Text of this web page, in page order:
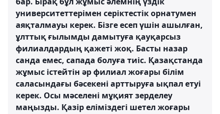
университеттерімен серіктестік орнатумен
аяқталмауы керек. Бізге есеп үшін ашылған,
ұлттық ғылымды дамытуға қауқарсыз
филиалдардың қажеті жоқ. Басты назар
санда емес, сапада болуға тиіс. Қазақстанда
жұмыс істейтін әр филиал жоғары білім
саласындағы бәсекені арттыруға ықпал етуі
керек. Осы мәселені мұқият зерделеу
маңызды. Қазір еліміздегі шетел жоғары